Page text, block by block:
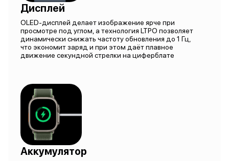
Дисплей
OLED-дисплей делает изображение ярче при
просмотре под углом, а технология LTPO позволяет
динамически снижать частоту обновления до 1 Гц,
что экономит заряд и при этом даёт плавное
движение секундной стрелки на циферблате
Аккумулятор